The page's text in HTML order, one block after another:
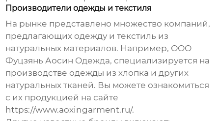
Производители одежды и текстиля
На рынке представлено множество компаний,
предлагающих одежду и текстиль из
натуральных материалов. Например, ООО
Фуцзянь Аосин Одежда, специализируется на
производстве одежды из хлопка и других
натуральных тканей. Вы можете ознакомиться
с их продукцией на сайте
https://www.aoxingarment.ru/.